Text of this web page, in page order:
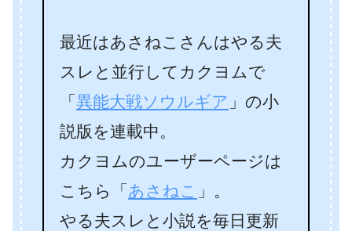
最近はあさねこさんはやる夫
スレと並行してカクヨムで
「 異能大戦ソウルギア 」の小
説版を連載中。
カクヨムのユーザーページは
こちら「 あさねこ
」。
やる夫スレと小説を毎日更新